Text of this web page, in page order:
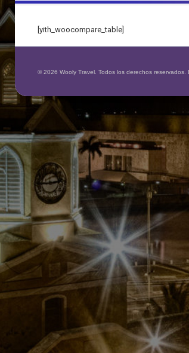
[yith_woocompare_table]
© 2026 Wooly Travel. Todos los derechos reservados.